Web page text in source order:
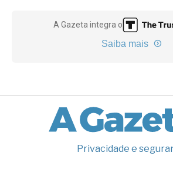
A Gazeta integra o
Saiba mais
Privacidade e